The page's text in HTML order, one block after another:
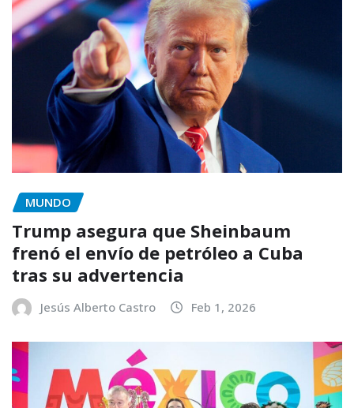
MUNDO
Trump asegura que Sheinbaum
frenó el envío de petróleo a Cuba
tras su advertencia
Jesús Alberto Castro Feb 1, 2026